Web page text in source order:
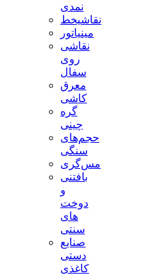
نمدی
نقاشیخط
مینیاتور
نقاشی
روی
سفال
معرق
کاشی
گره
چینی
حجم‌های
سنگی
مس‌گری
بافتنی‌
و
دوخت
های
سنتی
صنایع
دستی
کاغذی